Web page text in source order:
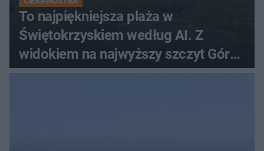
To najpiękniejsza plaża w
Świętokrzyskiem według AI. Z
widokiem na najwyższy szczyt Gór
Świętokrzyskich